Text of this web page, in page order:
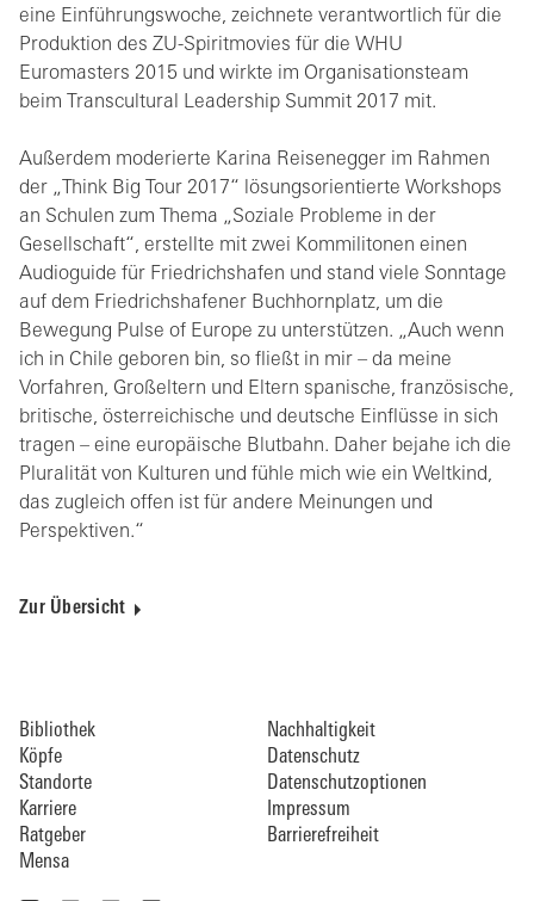
eine Einführungswoche, zeichnete verantwortlich für die
Produktion des ZU-Spiritmovies für die WHU
Euromasters 2015 und wirkte im Organisationsteam
beim Transcultural Leadership Summit 2017 mit.
Außerdem moderierte Karina Reisenegger im Rahmen
der „Think Big Tour 2017“ lösungsorientierte Workshops
an Schulen zum Thema „Soziale Probleme in der
Gesellschaft“, erstellte mit zwei Kommilitonen einen
Audioguide für Friedrichshafen und stand viele Sonntage
auf dem Friedrichshafener Buchhornplatz, um die
Bewegung Pulse of Europe zu unterstützen. „Auch wenn
ich in Chile geboren bin, so fließt in mir – da meine
Vorfahren, Großeltern und Eltern spanische, französische,
britische, österreichische und deutsche Einflüsse in sich
tragen – eine europäische Blutbahn. Daher bejahe ich die
Pluralität von Kulturen und fühle mich wie ein Weltkind,
das zugleich offen ist für andere Meinungen und
Perspektiven.“
Zur Übersicht
Bibliothek
Köpfe
Standorte
Karriere
Ratgeber
Mensa
Nachhaltigkeit
Datenschutz
Datenschutzoptionen
Impressum
Barrierefreiheit